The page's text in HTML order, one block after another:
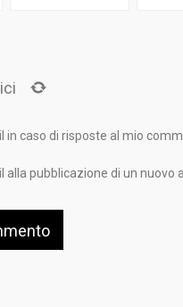
in caso di risposte al mio
alla pubblicazione di un nuovo